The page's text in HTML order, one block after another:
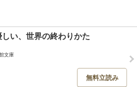
しい、世界の終わりかた
文庫
無料立読み